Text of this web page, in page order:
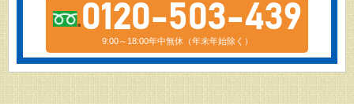
0120-503-439
9:00～18:00年中無休（年末年始除く）